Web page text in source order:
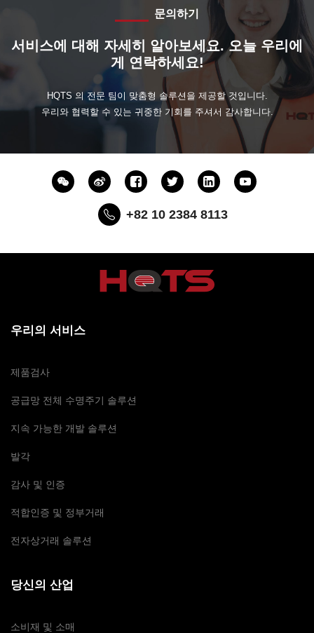
문의하기
서비스에 대해 자세히 알아보세요. 오늘 우리에
게 연락하세요!
HQTS 의 전문 팀이 맞춤형 솔루션을 제공할 것입니다.
우리와 협력할 수 있는 귀중한 기회를 주셔서 감사합니다.
+82 10 2384 8113
우리의 서비스
제품검사
공급망 전체 수명주기 솔루션
지속 가능한 개발 솔루션
발각
감사 및 인증
적합인증 및 정부거래
전자상거래 솔루션
당신의 산업
소비재 및 소매